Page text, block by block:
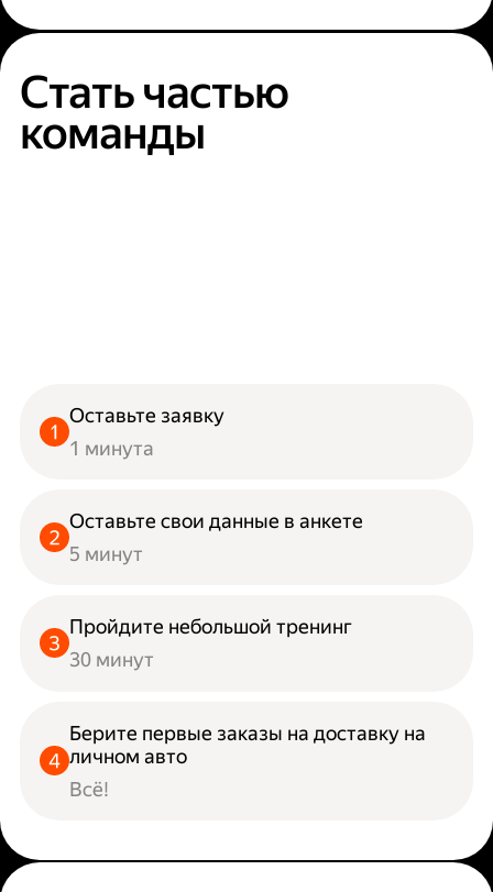
Стать частью
команды
Оставьте заявку
1 минута
Оставьте свои данные в анкете
5 минут
Пройдите небольшой тренинг
30 минут
Берите первые заказы на доставку на
личном авто
Всё!